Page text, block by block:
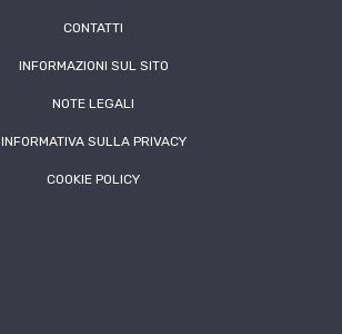
CONTATTI
INFORMAZIONI SUL SITO
NOTE LEGALI
INFORMATIVA SULLA PRIVACY
COOKIE POLICY